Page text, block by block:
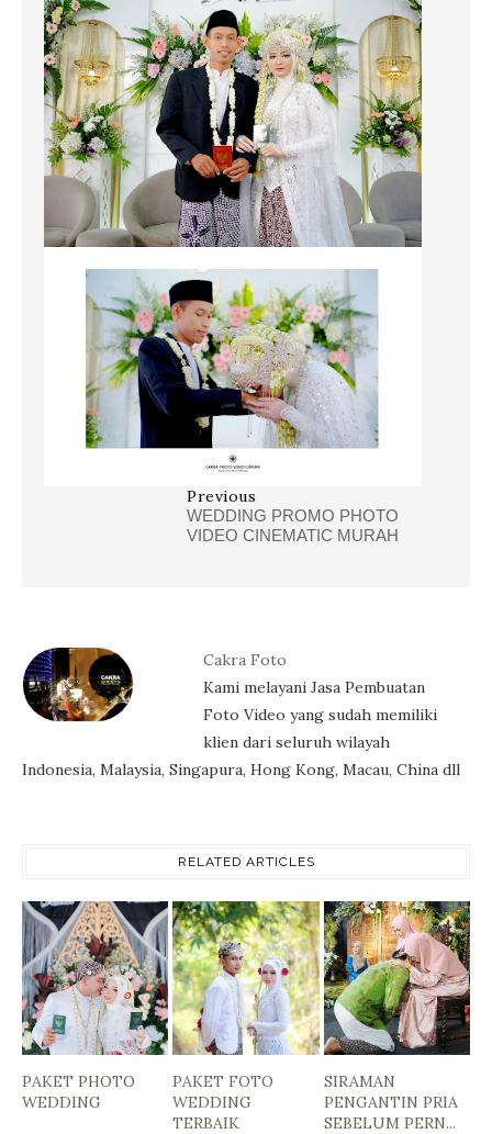
Previous
WEDDING PROMO PHOTO
VIDEO CINEMATIC MURAH
Cakra Foto
Kami melayani Jasa Pembuatan
Foto Video yang sudah memiliki
klien dari seluruh wilayah
Indonesia, Malaysia, Singapura, Hong Kong, Macau, China dll
RELATED ARTICLES
PAKET PHOTO
WEDDING
PAKET FOTO
WEDDING
TERBAIK
SIRAMAN
PENGANTIN PRIA
SEBELUM PERN...